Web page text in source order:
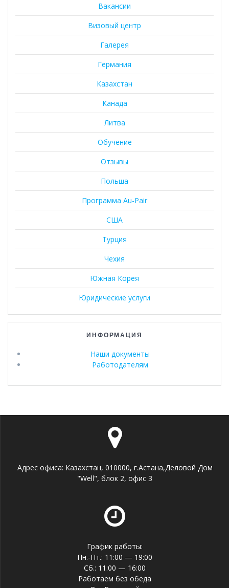
Вакансии
Визовый центр
Галерея
Германия
Казахстан
Канада
Литва
Обучение
Отзывы
Польша
Программа Au-Pair
США
Турция
Чехия
Южная Корея
Юридические услуги
ИНФОРМАЦИЯ
Наши документы
Работодателям
Адрес офиса: Казахстан, 010000, г.Астана,Деловой Дом
"Well", блок 2, офис 3
График работы:
Пн.-Пт.: 11:00 — 19:00
Сб.: 11:00 — 16:00
Работаем без обеда